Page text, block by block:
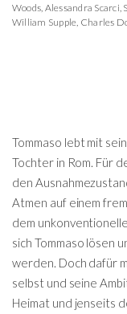
Woods, Alessandra Scarci,
William Supple, Charles
Tommaso lebt mit
Tochter in Rom. Für
den
Atmen auf einem
dem
sich Tommaso lösen
werden. Doch dafür
selbst und seine
Heimat und jenseits